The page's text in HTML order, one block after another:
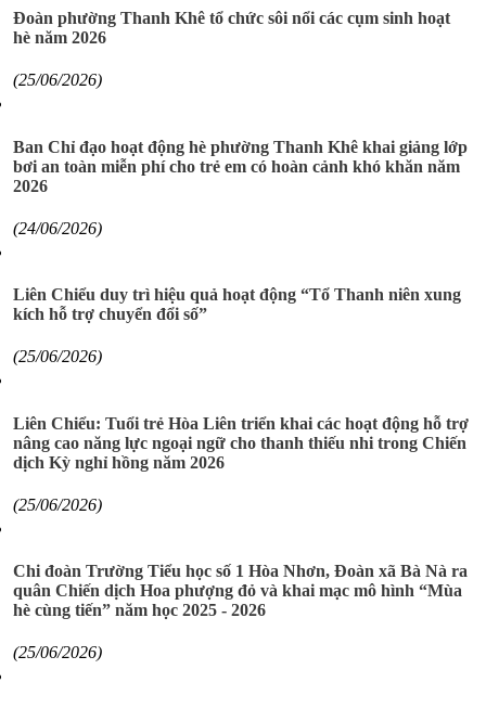
Đoàn phường Thanh Khê tổ chức sôi nổi các cụm sinh hoạt
hè năm 2026
(25/06/2026)
Ban Chỉ đạo hoạt động hè phường Thanh Khê khai giảng lớp
bơi an toàn miễn phí cho trẻ em có hoàn cảnh khó khăn năm
2026
(24/06/2026)
Liên Chiểu duy trì hiệu quả hoạt động “Tổ Thanh niên xung
kích hỗ trợ chuyển đổi số”
(25/06/2026)
Liên Chiểu: Tuổi trẻ Hòa Liên triển khai các hoạt động hỗ trợ
nâng cao năng lực ngoại ngữ cho thanh thiếu nhi trong Chiến
dịch Kỳ nghỉ hồng năm 2026
(25/06/2026)
Chi đoàn Trường Tiểu học số 1 Hòa Nhơn, Đoàn xã Bà Nà ra
quân Chiến dịch Hoa phượng đỏ và khai mạc mô hình “Mùa
hè cùng tiến” năm học 2025 - 2026
(25/06/2026)